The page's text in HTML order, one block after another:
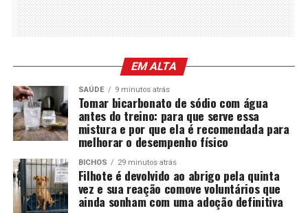
EM ALTA
SAÚDE 9 minutos atrás
Tomar bicarbonato de sódio com água
antes do treino: para que serve essa
mistura e por que ela é recomendada para
melhorar o desempenho físico
BICHOS 29 minutos atrás
Filhote é devolvido ao abrigo pela quinta
vez e sua reação comove voluntários que
ainda sonham com uma adoção definitiva